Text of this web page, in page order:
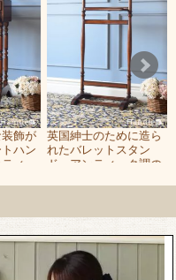
飾が
ハン
ィー
英国紳士のために造ら
れたバレットスタン
ド、アンティーク調の